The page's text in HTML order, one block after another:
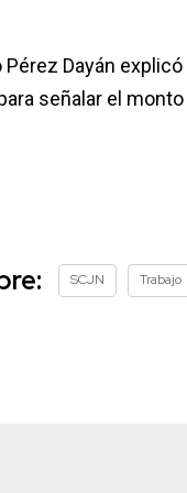
Pérez Dayán
señalar el
SCJN Trabajo